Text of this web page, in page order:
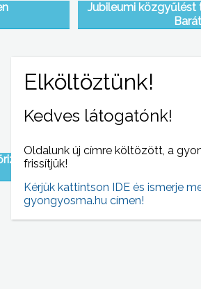
Jubileumi közgyűlést
A nemzeti
Kedves látogatónk!
Oldalunk új címre költözött, a
frissítjük!
Kérjük kattintson IDE és ismerje
gyongyosma.hu címen!